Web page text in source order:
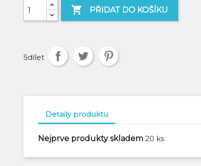
 PŘIDAT DO KOŠÍKU
Sdílet
Detaily produktu
Nejprve produkty skladem 20 ks